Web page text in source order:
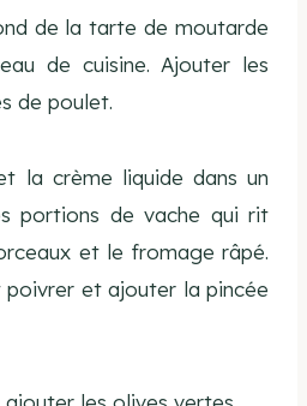
de la tarte de moutarde
de cuisine. Ajouter les
de poulet.
la crème liquide dans un
portions de vache qui rit
et le fromage râpé.
et ajouter la pincée